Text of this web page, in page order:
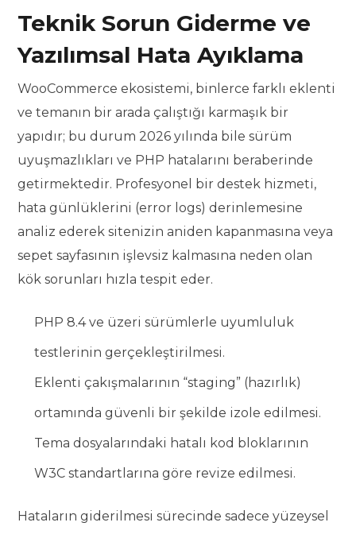
Teknik Sorun Giderme ve
Yazılımsal Hata Ayıklama
WooCommerce ekosistemi, binlerce farklı eklenti
ve temanın bir arada çalıştığı karmaşık bir
yapıdır; bu durum 2026 yılında bile sürüm
uyuşmazlıkları ve PHP hatalarını beraberinde
getirmektedir. Profesyonel bir destek hizmeti,
hata günlüklerini (error logs) derinlemesine
analiz ederek sitenizin aniden kapanmasına veya
sepet sayfasının işlevsiz kalmasına neden olan
kök sorunları hızla tespit eder.
PHP 8.4 ve üzeri sürümlerle uyumluluk
testlerinin gerçekleştirilmesi.
Eklenti çakışmalarının “staging” (hazırlık)
ortamında güvenli bir şekilde izole edilmesi.
Tema dosyalarındaki hatalı kod bloklarının
W3C standartlarına göre revize edilmesi.
Hataların giderilmesi sürecinde sadece yüzeysel